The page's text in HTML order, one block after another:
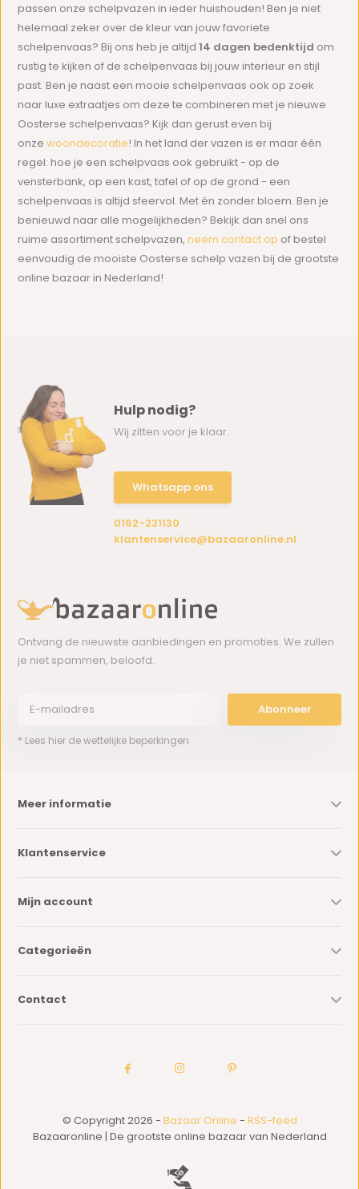
passen onze schelpvazen in ieder huishouden! Ben je niet
helemaal zeker over de kleur van jouw favoriete
schelpenvaas? Bij ons heb je altijd14 dagen bedenktijd om
rustig te kijken of de schelpenvaas bij jouw interieur en stijl
past. Ben je naast een mooie schelpenvaas ook op zoek
naar luxe extraatjes om deze te combineren met je nieuwe
Oosterse schelpenvaas? Kijk dan gerust even bij
onzewoondecoratie! In het land der vazen is er maar één
regel: hoe je een schelpvaas ook gebruikt - op de
vensterbank, op een kast, tafel of op de grond - een
schelpenvaas is altijd sfeervol. Met én zonder bloem. Ben je
benieuwd naar alle mogelijkheden? Bekijk dan snel ons
ruime assortiment schelpvazen,neem contact op of bestel
eenvoudig de mooiste Oosterse schelp vazen bij de grootste
online bazaar in Nederland!
Hulp nodig?
Wij zitten voor je klaar.
Whatsapp ons
0162-231130
klantenservice@bazaaronline.nl
Ontvang de nieuwste aanbiedingen en promoties. We zullen
je niet spammen, beloofd.
Abonneer
* Lees hier de wettelijke beperkingen
Meer informatie
Klantenservice
Mijn account
Categorieën
Contact
© Copyright 2026 - Bazaar Online - RSS-feed
Bazaaronline | De grootste online bazaar van Nederland